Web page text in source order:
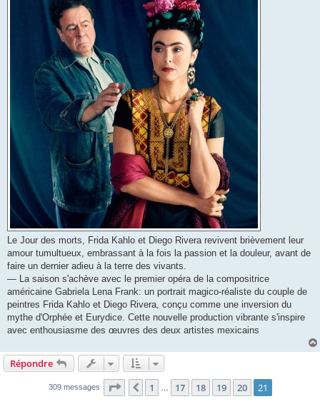
Le Jour des morts, Frida Kahlo et Diego Rivera revivent brièvement leur
amour tumultueux, embrassant à la fois la passion et la douleur, avant de
faire un dernier adieu à la terre des vivants.
— La saison s'achève avec le premier opéra de la compositrice
américaine Gabriela Lena Frank: un portrait magico-réaliste du couple de
peintres Frida Kahlo et Diego Rivera, conçu comme une inversion du
mythe d'Orphée et Eurydice. Cette nouvelle production vibrante s'inspire
avec enthousiasme des œuvres des deux artistes mexicains
Répondre
309 messages Page 21 sur 21
Précédente
1 17 18 19 20 21